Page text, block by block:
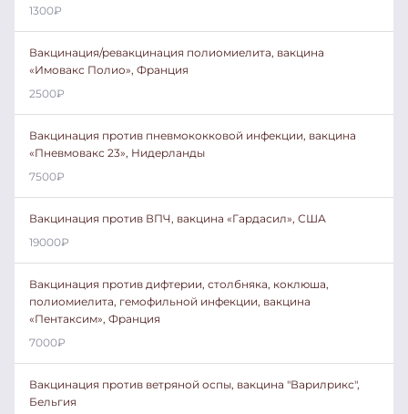
1300₽
Вакцинация/ревакцинация полиомиелита, вакцина
«Имовакс Полио», Франция
2500₽
Вакцинация против пневмококковой инфекции, вакцина
«Пневмовакс 23», Нидерланды
7500₽
Вакцинация против ВПЧ, вакцина «Гардасил», США
19000₽
Вакцинация против дифтерии, столбняка, коклюша,
полиомиелита, гемофильной инфекции, вакцина
«Пентаксим», Франция
7000₽
Вакцинация против ветряной оспы, вакцина "Варилрикс",
Бельгия